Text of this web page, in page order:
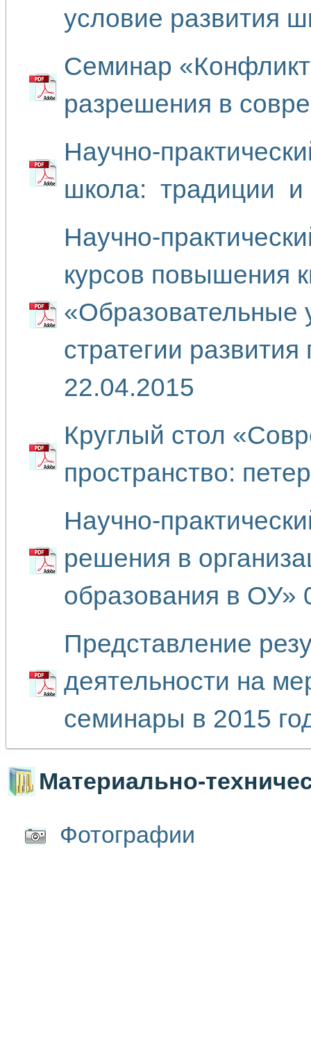
условие развития
Семинар
разрешения в
Научно-
школа: традиции и
Научно-
курсов повышения
«Образовательные
стратегии
22.04.2015
Круглый стол
пространство:
Научно-
решения в
образования в ОУ»
Представление
деятельности на
семинары в 2015
Материально-
Фотографии